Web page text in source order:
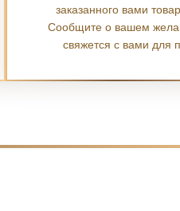
заказанного вами
Сообщите о вашем
свяжется с вами для